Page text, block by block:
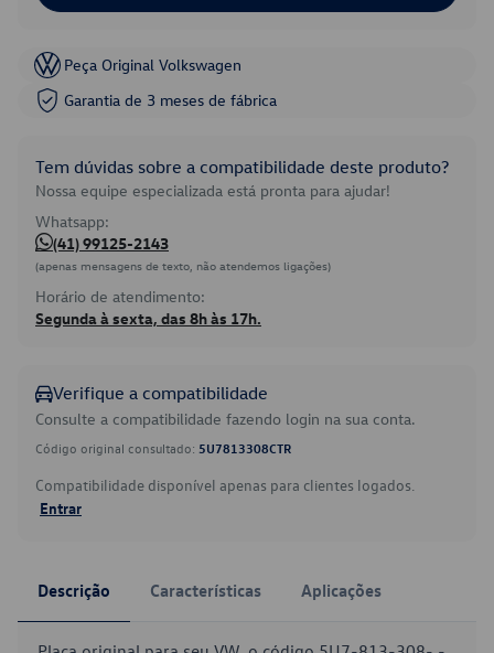
Peça Original Volkswagen
Garantia de 3 meses de fábrica
Tem dúvidas sobre a compatibilidade deste produto?
Nossa equipe especializada está pronta para ajudar!
Whatsapp:
(41) 99125-2143
(apenas mensagens de texto, não atendemos ligações)
Horário de atendimento:
Segunda à sexta, das 8h às 17h.
Verifique a compatibilidade
Consulte a compatibilidade fazendo login na sua conta.
Código original consultado: 5U7813308CTR
Compatibilidade disponível apenas para clientes logados.
Entrar
Descrição Características Aplicações